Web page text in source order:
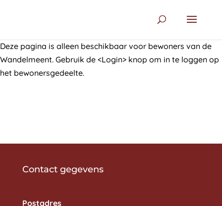
Deze pagina is alleen beschikbaar voor bewoners van de
Wandelmeent. Gebruik de <Login> knop om in te loggen op
het bewonersgedeelte.
Contact gegevens
Postadres